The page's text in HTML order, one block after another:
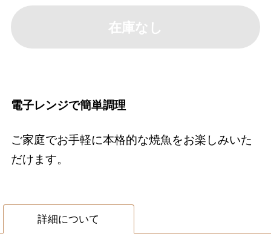
在庫なし
電子レンジで簡単調理
ご家庭でお手軽に本格的な焼魚をお楽しみいた
だけます。
詳細について